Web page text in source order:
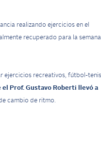
realizando ejercicios en el
recuperado para la semana
ejercicios recreativos, fútbol-
Prof. Gustavo Roberti llevó a
cambio de ritmo.